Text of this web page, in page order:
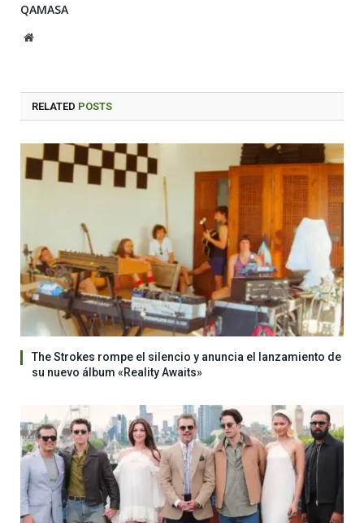
QAMASA
Website
RELATED POSTS
The Strokes rompe el silencio y anuncia el lanzamiento de
su nuevo álbum «Reality Awaits»